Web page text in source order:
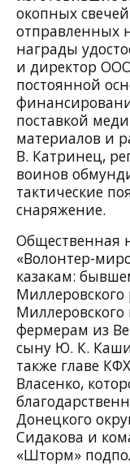
окопных
отправленных
награды
и директор
постоянной
поставкой
материалов и
В. Катринец,
воинов
тактические
снаряжение.
Общественная
«Волонтер-
казакам:
фермерам из
сыну Ю. К.
также главе
Власенко,
Донецкого
Сидакова и
«Шторм»